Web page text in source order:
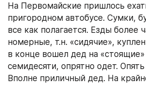
На Первомайские пришлось
пригородном автобусе. Сумки,
все как полагается. Езды более
номерные, т.н. «сидячие»,
в конце вошел дед на
семидесяти, опрятно одет.
Вполне приличный дед. На